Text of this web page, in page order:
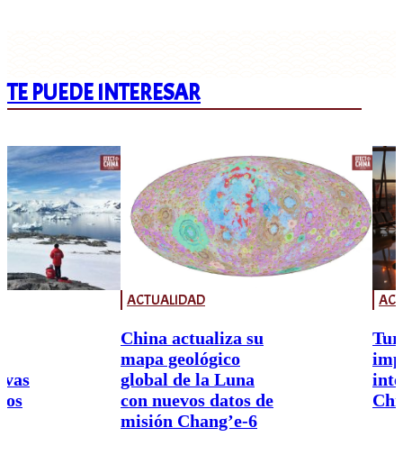
TE PUEDE INTERESAR
ACTUALIDAD
China actualiza su
mapa geológico
global de la Luna
con nuevos datos de
misión Chang’e-6